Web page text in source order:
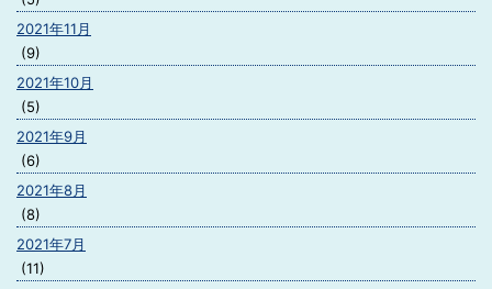
2021年11月
(9)
2021年10月
(5)
2021年9月
(6)
2021年8月
(8)
2021年7月
(11)